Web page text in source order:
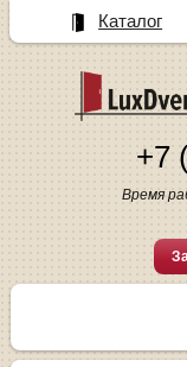
+7
Время
Каталог